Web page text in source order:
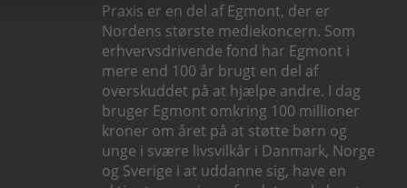
Praxis er en del af Egmont, der er
Nordens største mediekoncern. Som
erhvervsdrivende fond har Egmont i
mere end 100 år brugt en del af
overskuddet på at hjælpe andre. I dag
bruger Egmont omkring 100 millioner
kroner om året på at støtte børn og
unge i svære livsvilkår i Danmark, Norge
og Sverige i at uddanne sig, have en